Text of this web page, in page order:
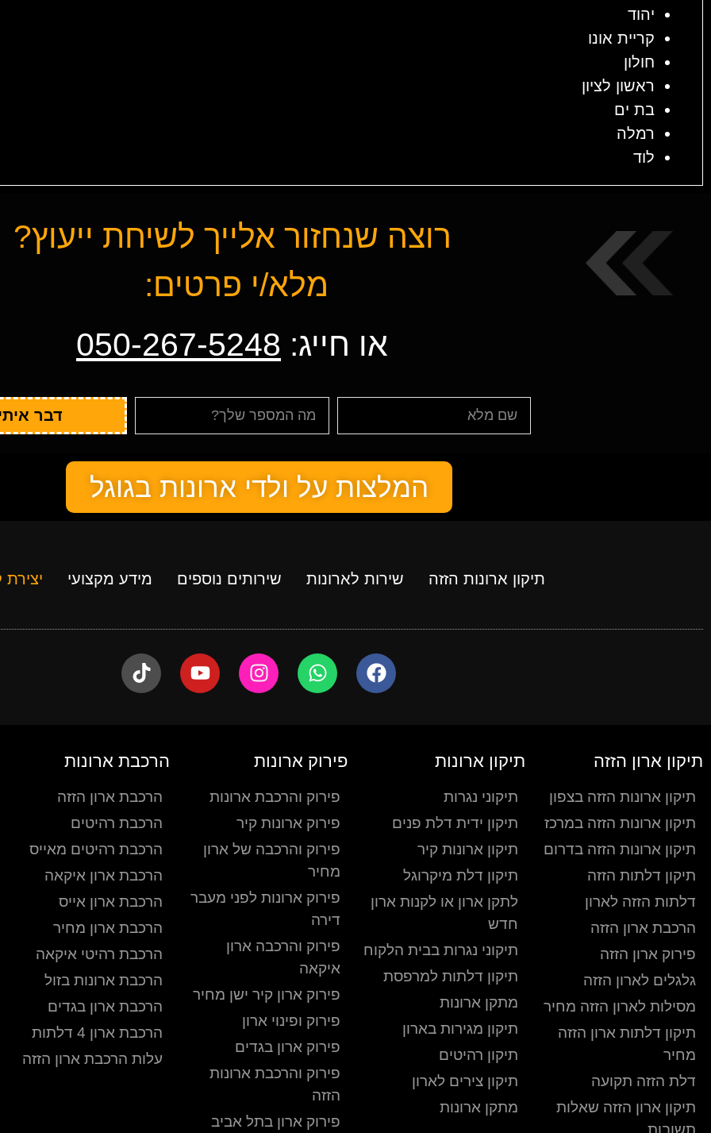
יהוד
קריית אונו
חולון
ראשון לציון
בת ים
רמלה
לוד
רוצה שנחזור אלייך לשיחת ייעוץ?
מלא/י פרטים:
או חייג: 050-267-5248
דבר
המלצות על ולדי ארונות בגוגל
תיקון ארונות הזזה שירות לארונות שירותים נוספים מידע מקצועי
תיקון ארון הזזה
תיקון ארונות הזזה בצפון
תיקון ארונות הזזה במרכז
תיקון ארונות הזזה בדרום
תיקון דלתות הזזה
דלתות הזזה לארון
הרכבת ארון הזזה
פירוק ארון הזזה
גלגלים לארון הזזה
מסילות לארון הזזה מחיר
תיקון דלתות ארון הזזה
מחיר
דלת הזזה תקועה
תיקון ארון הזזה שאלות
תשובות
תיקון ארונות
תיקוני נגרות
תיקון ידית דלת פנים
תיקון ארונות קיר
תיקון דלת מיקרוגל
לתקן ארון או לקנות ארון
חדש
תיקוני נגרות בבית הלקוח
תיקון דלתות למרפסת
מתקן ארונות
תיקון מגירות בארון
תיקון רהיטים
תיקון צירים לארון
מתקן ארונות
פירוק ארונות
פירוק והרכבת ארונות
פירוק ארונות קיר
פירוק והרכבה של ארון
מחיר
פירוק ארונות לפני מעבר
דירה
פירוק והרכבה ארון
איקאה
פירוק ארון קיר ישן מחיר
פירוק ופינוי ארון
פירוק ארון בגדים
פירוק והרכבת ארונות
הזזה
פירוק ארון בתל אביב
הרכבת ארונות
הרכבת ארון הזזה
הרכבת רהיטים
הרכבת רהיטים מאייס
הרכבת ארון איקאה
הרכבת ארון אייס
הרכבת ארון מחיר
הרכבת רהיטי איקאה
הרכבת ארונות בזול
הרכבת ארון בגדים
הרכבת ארון 4 דלתות
עלות הרכבת ארון הזזה